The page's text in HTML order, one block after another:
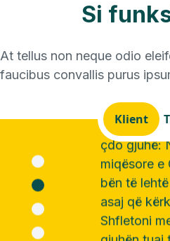
Si
At tellus non neque odio
faucibus convallis purus
Klient